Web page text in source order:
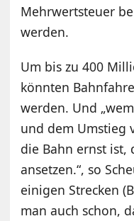
Mehrwertsteuer
werden.
Um bis zu 400
könnten
werden. Und
und dem Umstieg
die Bahn ernst ist,
ansetzen.“, so
einigen Strecken
man auch schon,